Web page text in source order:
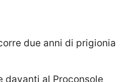
due anni di prigionia
davanti al Proconsole